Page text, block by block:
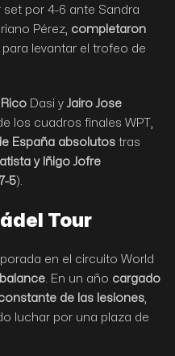
set por 4-6 ante Sandra
Pérez, completaron
para levantar el trofeo de
Rico Dasi yJairo Jose
los cuadros finales WPT,
España absolutos tras
y Iñigo Jofre
5).
Tour
en el circuito World
. En un año cargado
de las lesiones,
luchar por una plaza de